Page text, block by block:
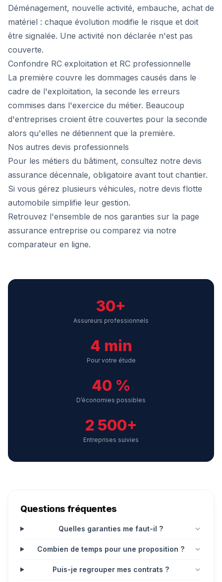
Déménagement, nouvelle activité, embauche, achat de
matériel : chaque évolution modifie le risque et doit
être signalée. Une activité non déclarée n'est pas
couverte.
Confondre RC exploitation et RC professionnelle
La première couvre les dommages causés dans le
cadre de l'exploitation, la seconde les erreurs
commises dans l'exercice du métier. Beaucoup
d'entreprises croient être couvertes pour la seconde
alors qu'elles ne détiennent que la première.
Nos autres devis professionnels
Pour les métiers du bâtiment, consultez notre devis
assurance décennale, obligatoire avant tout chantier.
Si vous gérez plusieurs véhicules, notre devis flotte
automobile simplifie leur gestion.
Retrouvez l'ensemble de nos garanties sur la page
assurance entreprise ou comparez via notre
comparateur en ligne.
30+
Assureurs professionnels
4 min
Pour votre étude
40 %
D’économies possibles
2 500+
Entreprises suivies
Questions fréquentes
Quelles garanties me faut-il ?
Combien de temps pour une proposition ?
Puis-je regrouper mes contrats ?